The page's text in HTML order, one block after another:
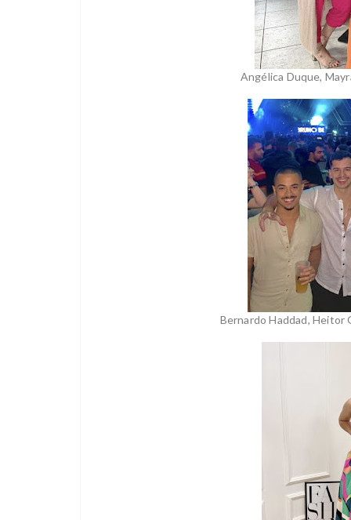
Angélica Duque,
Bernardo Haddad, Heitor